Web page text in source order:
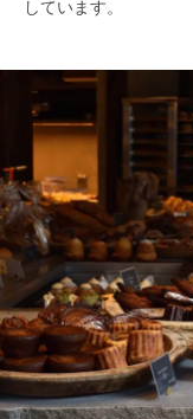
しています。